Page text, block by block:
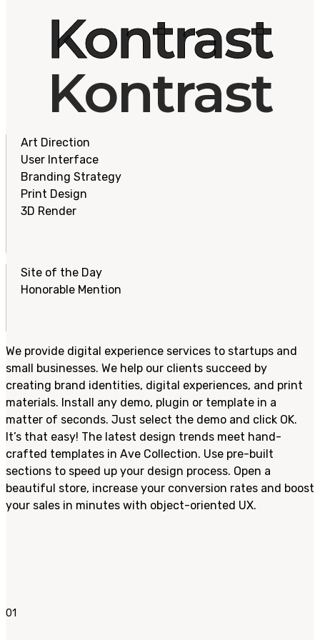
Kontrast
Kontrast
Art Direction
User Interface
Branding Strategy
Print Design
3D Render
Site of the Day
Honorable Mention
We provide digital experience services to startups and
small businesses. We help our clients succeed by
creating brand identities, digital experiences, and print
materials. Install any demo, plugin or template in a
matter of seconds. Just select the demo and click OK.
It’s that easy! The latest design trends meet hand-
crafted templates in Ave Collection. Use pre-built
sections to speed up your design process. Open a
beautiful store, increase your conversion rates and boost
your sales in minutes with object-oriented UX.
01